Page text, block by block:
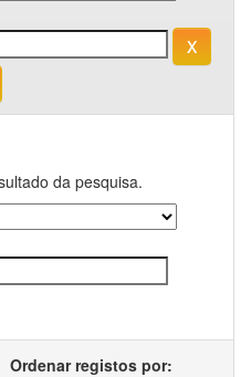
da pesquisa.
Ordenar registos por: